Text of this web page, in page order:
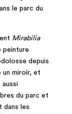
le parc du
Mirabilia
peinture
depuis
un miroir, et
du parc et
dans les